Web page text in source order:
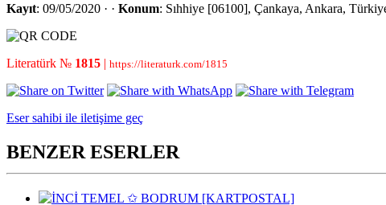
Kayıt: 09/05/2020 · · Konum: Sıhhiye [06100], Çankaya, Ankara,
Literatürk № 1815 | https://literaturk.com/1815
Eser sahibi ile iletişime geç
BENZER ESERLER